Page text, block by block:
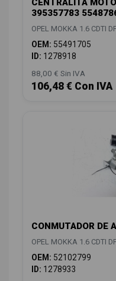
CENTRALITA
395357783
OPEL MOKKA 1.6 CDTI
OEM: 55491705
ID: 1278918
88,00 € Sin IVA
106,48 € Con IVA
CONMUTADOR DE
OPEL MOKKA 1.6 CDTI
OEM: 52102799
ID: 1278933